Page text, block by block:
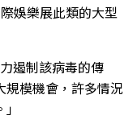
娛樂展此類的大型
遏制該病毒的傳
模機會，許多情況